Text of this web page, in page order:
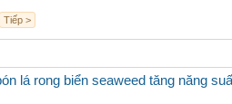
Tiếp >
lá rong biển seaweed tăng năng